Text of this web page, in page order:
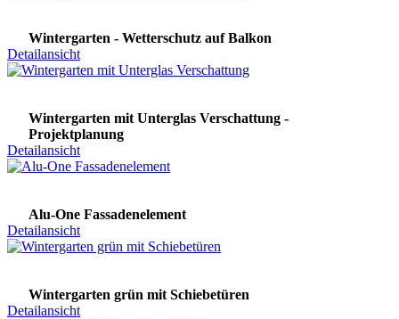
Wintergarten - Wetterschutz auf Balkon
Detailansicht
Wintergarten mit Unterglas Verschattung -
Projektplanung
Detailansicht
Alu-One Fassadenelement
Detailansicht
Wintergarten grün mit Schiebetüren
Detailansicht